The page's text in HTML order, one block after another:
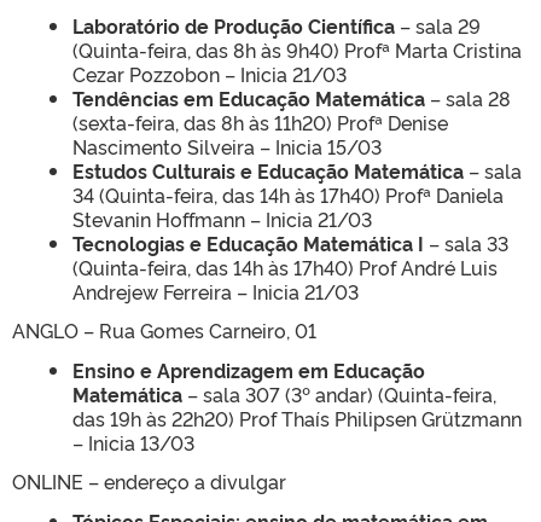
Laboratório de Produção Científica – sala 29
(Quinta-feira, das 8h às 9h40) Profª Marta Cristina
Cezar Pozzobon – Inicia 21/03
Tendências em Educação Matemática – sala 28
(sexta-feira, das 8h às 11h20) Profª Denise
Nascimento Silveira – Inicia 15/03
Estudos Culturais e Educação Matemática – sala
34 (Quinta-feira, das 14h às 17h40) Profª Daniela
Stevanin Hoffmann – Inicia 21/03
Tecnologias e Educação Matemática I – sala 33
(Quinta-feira, das 14h às 17h40) Prof André Luis
Andrejew Ferreira – Inicia 21/03
ANGLO – Rua Gomes Carneiro, 01
Ensino e Aprendizagem em Educação
Matemática – sala 307 (3º andar) (Quinta-feira,
das 19h às 22h20) Prof Thaís Philipsen Grützmann
– Inicia 13/03
ONLINE – endereço a divulgar